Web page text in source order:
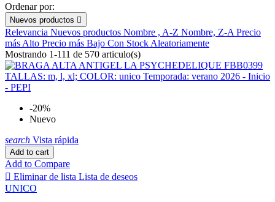
Dim 0
EGATEX
FELINA 0
FEMILET 0
Full Colour 0
GOLDEN LADY 0
ISABEL MORA
IVETTE BRIDAL
JANIRA
LEONISA
LISE CHARMEL
LOHE
0
LUNA 0
Ordenar por:
Nuevos productos 
Relevancia Nuevos productos Nombre , A-Z Nombre, Z-A Precio
más Alto Precio más Bajo Con Stock Aleatoriamente
Mostrando 1-111 de 570 articulo(s)
-20%
Nuevo
search Vista rápida
Add to cart
Add to Compare
 Eliminar de lista Lista de deseos
UNICO